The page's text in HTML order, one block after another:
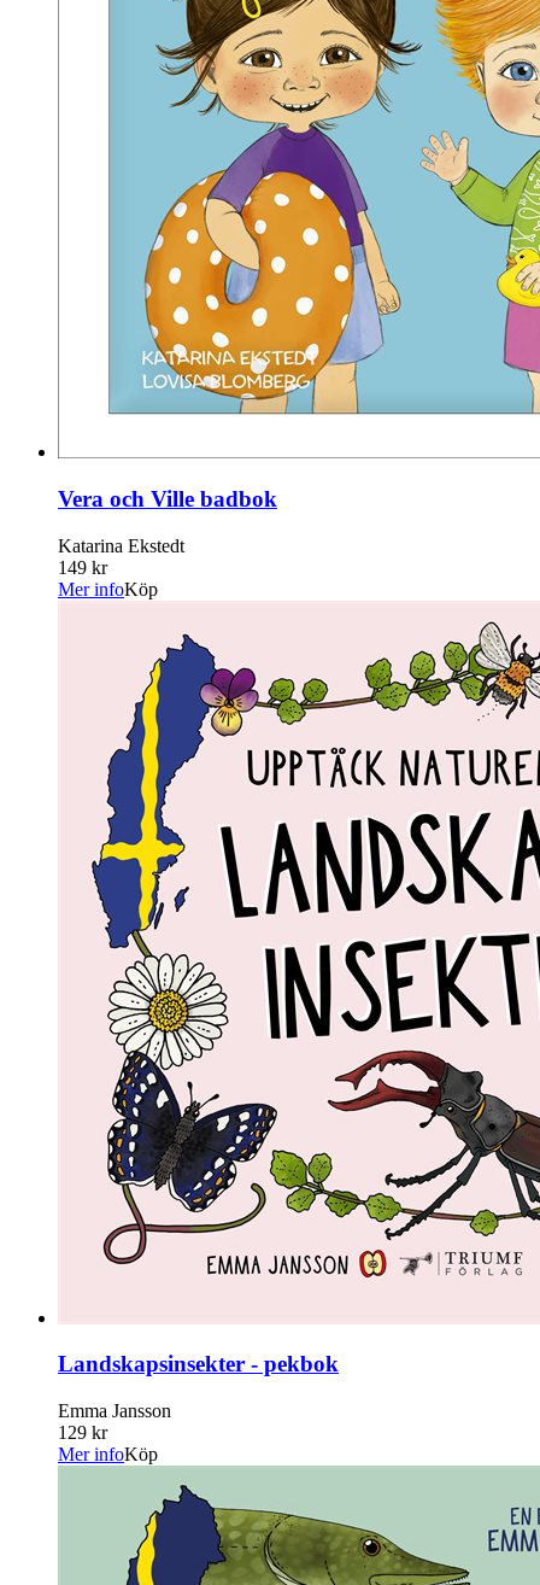
Vera och Ville badbok
Katarina Ekstedt
149 kr
Mer infoKöp
Landskapsinsekter - pekbok
Emma Jansson
129 kr
Mer infoKöp